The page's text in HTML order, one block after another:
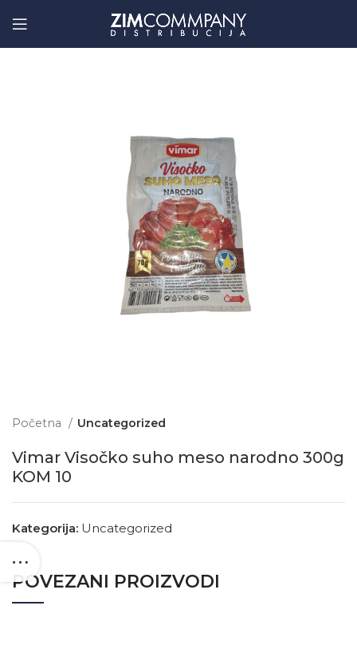
Početna Uncategorized
Vimar Visočko suho meso narodno 300g
KOM 10
Kategorija: Uncategorized
POVEZANI PROIZVODI